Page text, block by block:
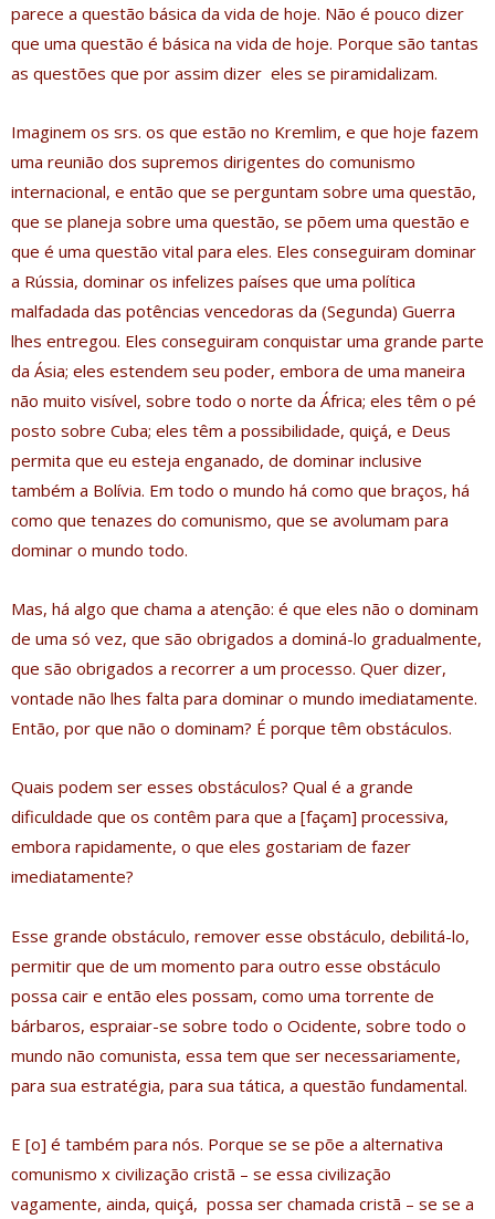
parece a questão básica da vida de hoje. Não é pouco dizer
que uma questão é básica na vida de hoje. Porque são tantas
as questões que por assim dizer eles se piramidalizam.
Imaginem os srs. os que estão no Kremlim, e que hoje fazem
uma reunião dos supremos dirigentes do comunismo
internacional, e então que se perguntam sobre uma questão,
que se planeja sobre uma questão, se põem uma questão e
que é uma questão vital para eles. Eles conseguiram dominar
a Rússia, dominar os infelizes países que uma política
malfadada das potências vencedoras da (Segunda) Guerra
lhes entregou. Eles conseguiram conquistar uma grande parte
da Ásia; eles estendem seu poder, embora de uma maneira
não muito visível, sobre todo o norte da África; eles têm o pé
posto sobre Cuba; eles têm a possibilidade, quiçá, e Deus
permita que eu esteja enganado, de dominar inclusive
também a Bolívia. Em todo o mundo há como que braços, há
como que tenazes do comunismo, que se avolumam para
dominar o mundo todo.
Mas, há algo que chama a atenção: é que eles não o dominam
de uma só vez, que são obrigados a dominá-lo gradualmente,
que são obrigados a recorrer a um processo. Quer dizer,
vontade não lhes falta para dominar o mundo imediatamente.
Então, por que não o dominam? É porque têm obstáculos.
Quais podem ser esses obstáculos? Qual é a grande
dificuldade que os contêm para que a [façam] processiva,
embora rapidamente, o que eles gostariam de fazer
imediatamente?
Esse grande obstáculo, remover esse obstáculo, debilitá-lo,
permitir que de um momento para outro esse obstáculo
possa cair e então eles possam, como uma torrente de
bárbaros, espraiar-se sobre todo o Ocidente, sobre todo o
mundo não comunista, essa tem que ser necessariamente,
para sua estratégia, para sua tática, a questão fundamental.
E [o] é também para nós. Porque se se põe a alternativa
comunismo x civilização cristã – se essa civilização
vagamente, ainda, quiçá, possa ser chamada cristã – se se a